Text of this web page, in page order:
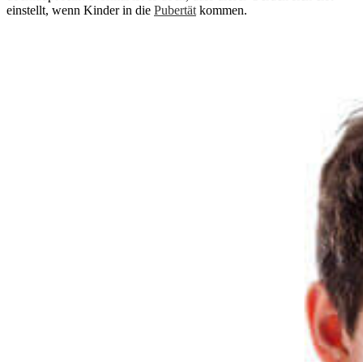
einstellt, wenn Kinder in die Pubertätkommen.